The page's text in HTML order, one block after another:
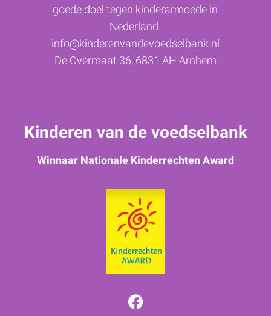
goede doel tegen kinderarmoede in
Nederland.
info@kinderenvandevoedselbank.nl
De Overmaat 36, 6831 AH Arnhem
Kinderen van de voedselbank
Winnaar Nationale Kinderrechten Award